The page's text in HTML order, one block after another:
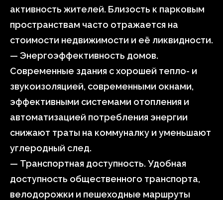
активность жителей. Близость к парковым
пространствам часто отражается на
стоимости недвижимости и её ликвидности.
— Энергоэффективность домов.
Современные здания с хорошей тепло- и
звукоизоляцией, современными окнами,
эффективными системами отопления и
автоматизацией потребления энергии
снижают траты на коммуналку и уменьшают
углеродный след.
— Транспортная доступность. Удобная
доступность общественного транспорта,
велодорожки и пешеходные маршруты